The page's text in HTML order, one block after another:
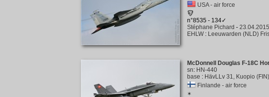
USA - air force
n°8535 - 134✓
Stéphane Pichard - 23.04.2015
EHLW : Leeuwarden (NLD)
McDonnell Douglas F-18C
sn: HN-440
base : HävLLv 31, Kuopio (FIN)
Finlande - air force
✶